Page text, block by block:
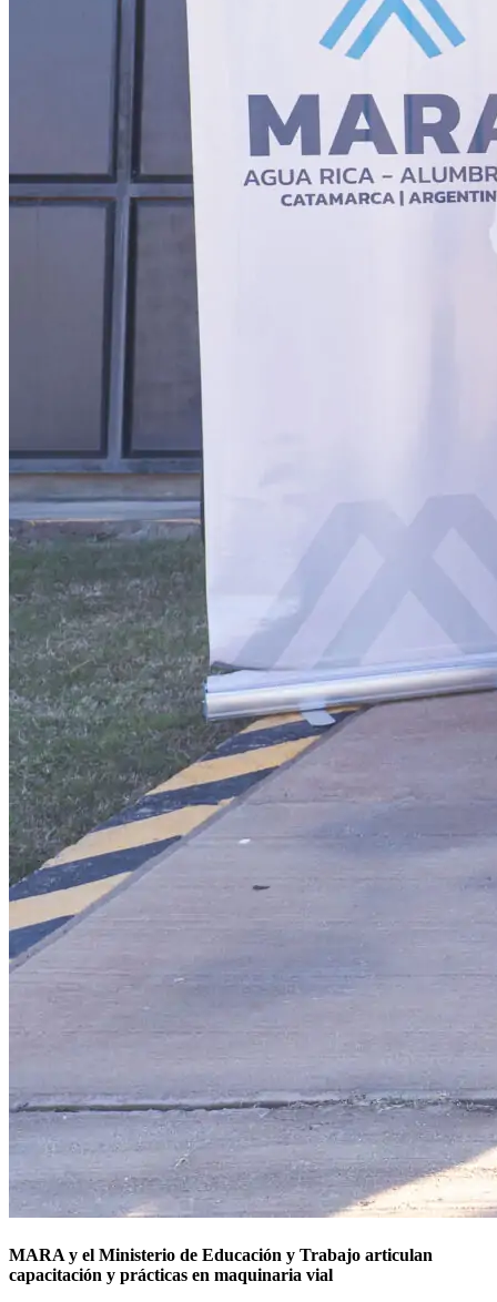
MARA y el Ministerio de Educación y Trabajo articulan
capacitación y prácticas en maquinaria vial